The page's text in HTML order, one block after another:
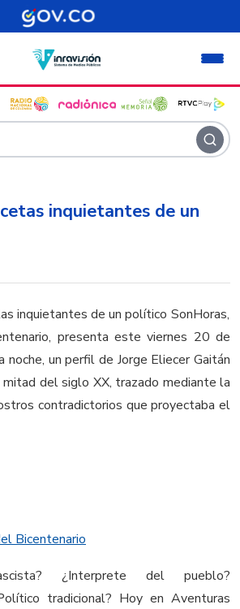
inquietantes de un
SonHoras,
presenta este viernes 20 de
un perfil de Jorge Eliecer Gaitán
del siglo XX, trazado mediante la
contradictorios que proyectaba el
Bicentenario
¿Interprete del pueblo?
tradicional? Hoy en Aventuras